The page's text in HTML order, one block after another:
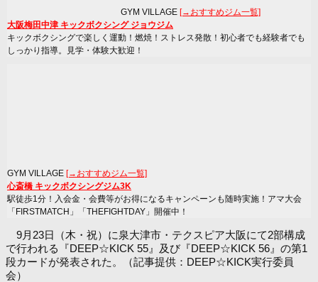
GYM VILLAGE [→おすすめジム一覧]
大阪梅田中津 キックボクシング ジョウジム
キックボクシングで楽しく運動！燃焼！ストレス発散！初心者でも経験者でも
しっかり指導。見学・体験大歓迎！
GYM VILLAGE [→おすすめジム一覧]
心斎橋 キックボクシングジム3K
駅徒歩1分！入会金・会費等がお得になるキャンペーンも随時実施！アマ大会
「FIRSTMATCH」「THEFIGHTDAY」開催中！
9月23日（木・祝）に泉大津市・テクスピア大阪にて2部構成
で行われる『DEEP☆KICK 55』及び『DEEP☆KICK 56』の第1
段カードが発表された。（記事提供：DEEP☆KICK実行委員
会）